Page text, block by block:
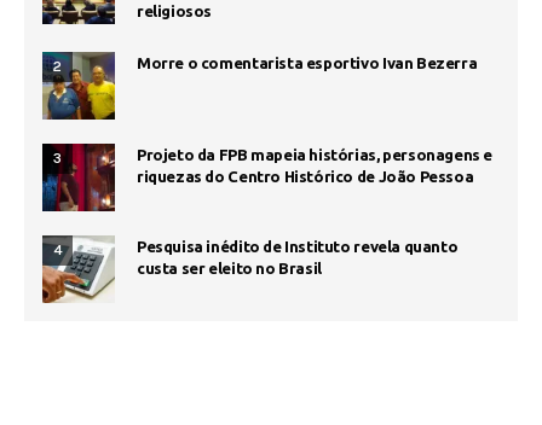
religiosos
2 Morre o comentarista esportivo Ivan Bezerra
3
Projeto da FPB mapeia histórias, personagens e
riquezas do Centro Histórico de João Pessoa
4
Pesquisa inédito de Instituto revela quanto
custa ser eleito no Brasil